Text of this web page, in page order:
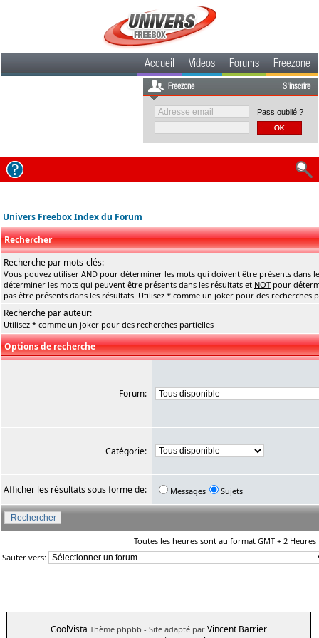
Accueil Videos Forums Freezone
Freezone S'inscrire
Pass oublié ?
Univers Freebox Index du Forum
Rechercher
Recherche par mots-clés:
Vous pouvez utiliser AND pour déterminer les mots qui doivent être présents dans
déterminer les mots qui peuvent être présents dans les résultats et NOT pour
pas être présents dans les résultats. Utilisez * comme un joker pour des recherches
Recherche par auteur:
Utilisez * comme un joker pour des recherches partielles
Options de recherche
Forum:
Catégorie:
Afficher les résultats sous forme de: Messages Sujets
Toutes les heures sont au format GMT + 2 Heures
Sauter vers:
CoolVista Thème phpbb - Site adapté par Vincent Barrier